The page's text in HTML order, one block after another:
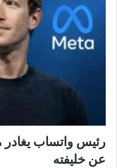
عن خليفته